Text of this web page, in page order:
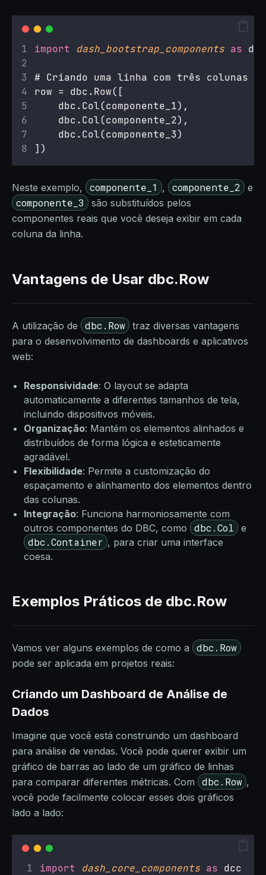
import dash_bootstrap_components as dbc
# Criando uma linha com três colunas
row = dbc.Row([
    dbc.Col(componente_1),
    dbc.Col(componente_2),
    dbc.Col(componente_3)
])
Neste exemplo, componente_1 , componente_2 e
componente_3
são substituídos pelos
componentes reais que você deseja exibir em cada
coluna da linha.
Vantagens de Usar dbc.Row
A utilização de dbc.Row traz diversas vantagens
para o desenvolvimento de dashboards e aplicativos
web:
Responsividade: O layout se adapta
automaticamente a diferentes tamanhos de tela,
incluindo dispositivos móveis.
Organização: Mantém os elementos alinhados e
distribuídos de forma lógica e esteticamente
agradável.
Flexibilidade: Permite a customização do
espaçamento e alinhamento dos elementos dentro
das colunas.
Integração: Funciona harmoniosamente com
outros componentes do DBC, como
dbc.Col e
dbc.Container , para criar uma interface
coesa.
Exemplos Práticos de dbc.Row
Vamos ver alguns exemplos de como a dbc.Row
pode ser aplicada em projetos reais:
Criando um Dashboard de Análise de
Dados
Imagine que você está construindo um dashboard
para análise de vendas. Você pode querer exibir um
gráfico de barras ao lado de um gráfico de linhas
para comparar diferentes métricas. Com
dbc.Row ,
você pode facilmente colocar esses dois gráficos
lado a lado:
import dash_core_components as dcc